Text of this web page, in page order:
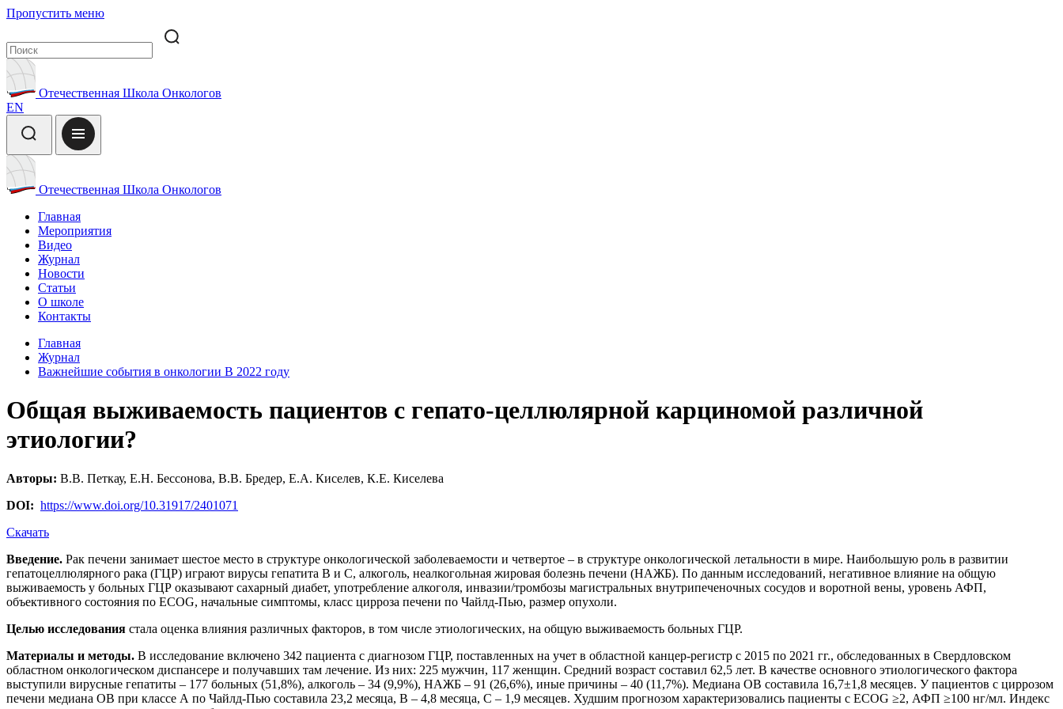
Пропустить меню
Отечественная Школа Онкологов
EN
Отечественная Школа Онкологов
Главная
Мероприятия
Видео
Журнал
Новости
Статьи
О школе
Контакты
Главная
Журнал
Важнейшие события в онкологии В 2022 году
Общая выживаемость пациентов с гепато-целлюлярной карциномой различной
этиологии?
Авторы: В.В. Петкау, Е.Н. Бессонова, В.В. Бредер, Е.А. Киселев, К.Е. Киселева
DOI: https://www.doi.org/10.31917/2401071
Скачать
Введение. Рак печени занимает шестое место в структуре онкологической заболеваемости и четвертое – в структуре онкологической летальности в мире. Наибольшую роль в развитии
гепатоцеллюлярного рака (ГЦР) играют вирусы гепатита В и С, алкоголь, неалкогольная жировая болезнь печени (НАЖБ). По данным исследований, негативное влияние на общую
выживаемость у больных ГЦР оказывают сахарный диабет, употребление алкоголя, инвазии/тромбозы магистральных внутрипеченочных сосудов и воротной вены, уровень АФП,
объективного состояния по ECOG, начальные симптомы, класс цирроза печени по Чайлд-Пью, размер опухоли.
Целью исследования стала оценка влияния различных факторов, в том числе этиологических, на общую выживаемость больных ГЦР.
Материалы и методы. В исследование включено 342 пациента с диагнозом ГЦР, поставленных на учет в областной канцер-регистр с 2015 по 2021 гг., обследованных в Свердловском
областном онкологическом диспансере и получавших там лечение. Из них: 225 мужчин, 117 женщин. Средний возраст составил 62,5 лет. В качестве основного этиологического фактора
выступили вирусные гепатиты – 177 больных (51,8%), алкоголь – 34 (9,9%), НАЖБ – 91 (26,6%), иные причины – 40 (11,7%). Медиана ОВ составила 16,7±1,8 месяцев. У пациентов с циррозом
печени медиана ОВ при классе А по Чайлд-Пью составила 23,2 месяца, В – 4,8 месяца, С – 1,9 месяцев. Худшим прогнозом характеризовались пациенты с ECOG ≥2, АФП ≥100 нг/мл. Индекс